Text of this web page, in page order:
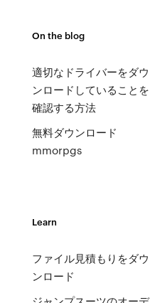
On the blog
適切なドライバーをダウ
ンロードしていることを
確認する方法
無料ダウンロード
mmorpgs
Learn
ファイル見積もりをダウ
ンロード